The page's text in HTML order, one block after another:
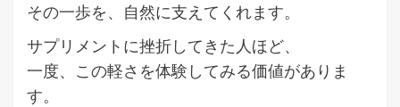
その一歩を、自然に支えてくれます。
サプリメントに挫折してきた人ほど、
一度、この軽さを体験してみる価値がありま
す。